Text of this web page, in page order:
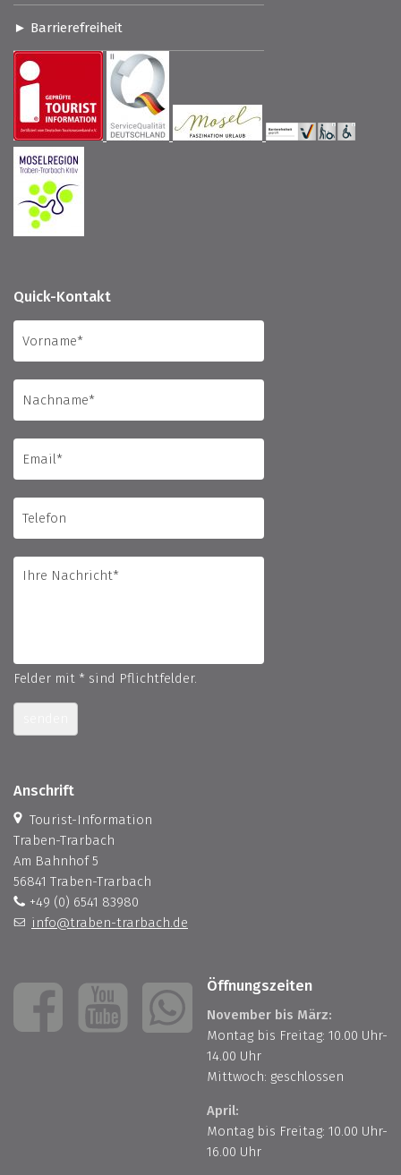
Barrierefreiheit
Quick-Kontakt
Felder mit * sind Pflichtfelder.
Anschrift
Tourist-Information
Traben-Trarbach
Am Bahnhof 5
56841 Traben-Trarbach
+49 (0) 6541 83980
info@traben-trarbach.de
Öffnungszeiten
November bis März:
Montag bis Freitag: 10.00 Uhr-
14.00 Uhr
Mittwoch: geschlossen
April:
Montag bis Freitag: 10.00 Uhr-
16.00 Uhr